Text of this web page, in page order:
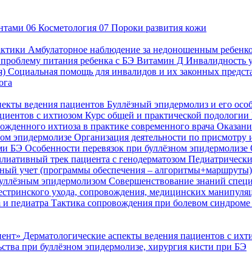
06 Косметология 07 Пороки развития кожи
Амбулаторное наблюдение за недоношенным
питания ребенка с БЭ Витамин Д Инвалидность
Социальная помощь для инвалидов и их законных
ведения пациентов Буллёзный эпидермолиз и его
с ихтиозом Курс общей и практической подологии
ихтиоза в практике современного врача
эпидермолизе Организация деятельности по присмотру
БЭ Особенности перевязок при буллёзном эпидермолизе
трек пациента с генодерматозом
учет (программы обеспечения – алгоритмы+маршруты)
эпидермолизом Совершенствование знаний
ухода, сопровождения, медицинских
педиатра Тактика сопровождения при болевом
Дерматологические аспекты ведения пациентов с
при буллёзном эпидермолизе, хирургия кисти при БЭ